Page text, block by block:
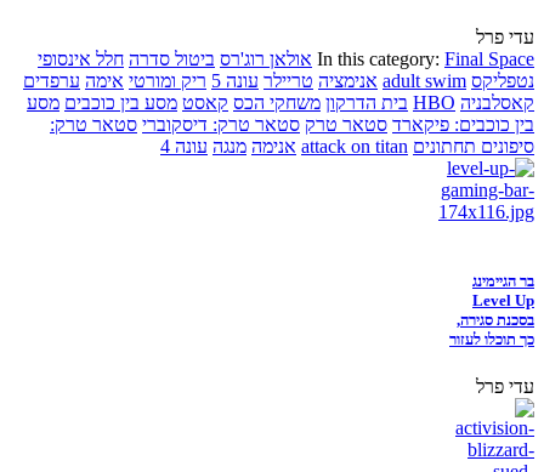
עדי פרל
In this category: Final Space אולאן רוג'רס ביטול סדרה חלל אינסופי
נטפליקס adult swim אנימציה טריילר עונה 5 ריק ומורטי אימה ערפדים
קאסלבניה HBO בית הדרקון משחקי הכס קאסט מסע בין כוכבים מסע
בין כוכבים: פיקארד סטאר טרק סטאר טרק: דיסקוברי סטאר טרק:
סיפונים תחתונים attack on titan אנימה מנגה עונה 4
בר הגיימינג
Level Up
בסכנת סגירה,
כך תוכלו לעזור
עדי פרל